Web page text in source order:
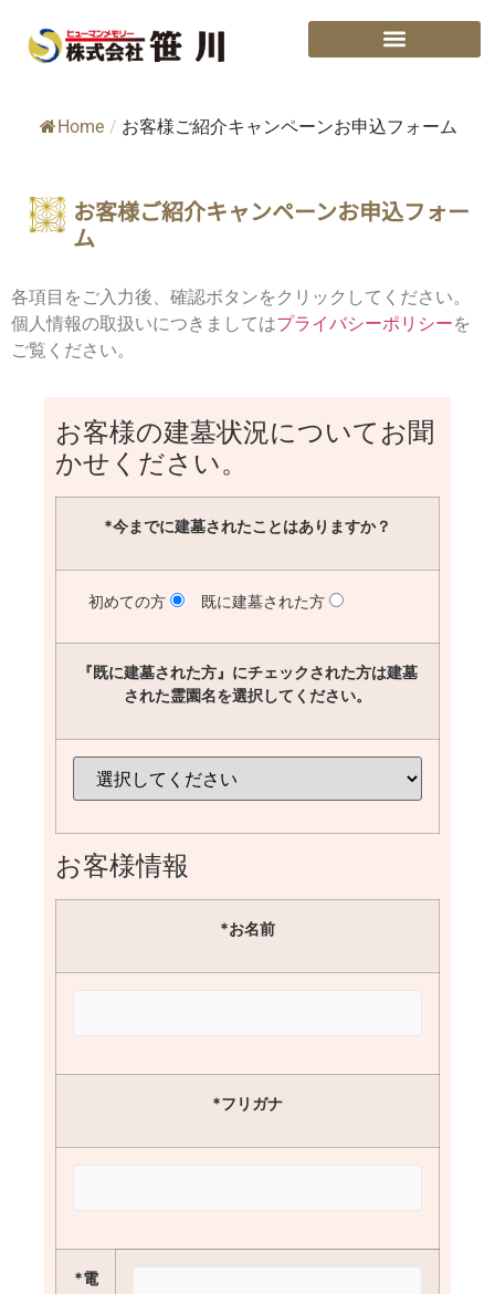
Home / お客様ご紹介キャンペーンお申込フォーム
お客様ご紹介キャンペーンお申込フォー
ム
各項目をご入力後、確認ボタンをクリックしてください。
個人情報の取扱いにつきましてはプライバシーポリシーを
ご覧ください。
お客様の建墓状況についてお聞
かせください。
*今までに建墓されたことはありますか？
初めての方 既に建墓された方
『既に建墓された方』にチェックされた方は建墓
された霊園名を選択してください。
お客様情報
*お名前
*フリガナ
*電